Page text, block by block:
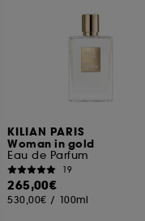
KILIAN PARIS
Woman in gold
Eau de Parfum
19
265,00€
530,00€ / 100ml